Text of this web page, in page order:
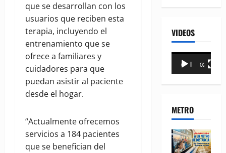
que se desarrollan con los
usuarios que reciben esta
terapia, incluyendo el
entrenamiento que se
ofrece a familiares y
cuidadores para que
puedan asistir al paciente
desde el hogar.
“Actualmente ofrecemos
servicios a 184 pacientes
que se benefician del
VIDEOS
Reproductor
00:00 02:18
METRO